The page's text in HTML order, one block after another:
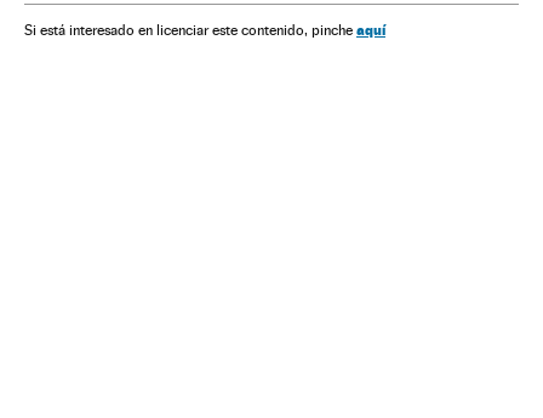
Atos eleitorais PSOE Podemos Eleições
Si está interesado en licenciar este contenido, pinche aquí